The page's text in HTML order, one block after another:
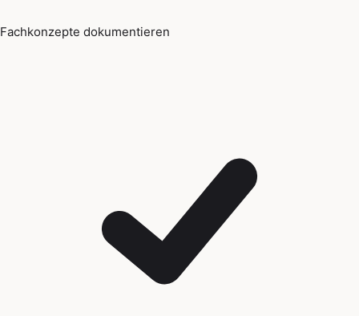
Fachkonzepte dokumentieren